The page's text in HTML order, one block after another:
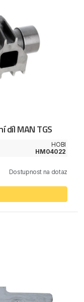
MAN TGS
HOBI
HM04022
Dostupnost na dotaz